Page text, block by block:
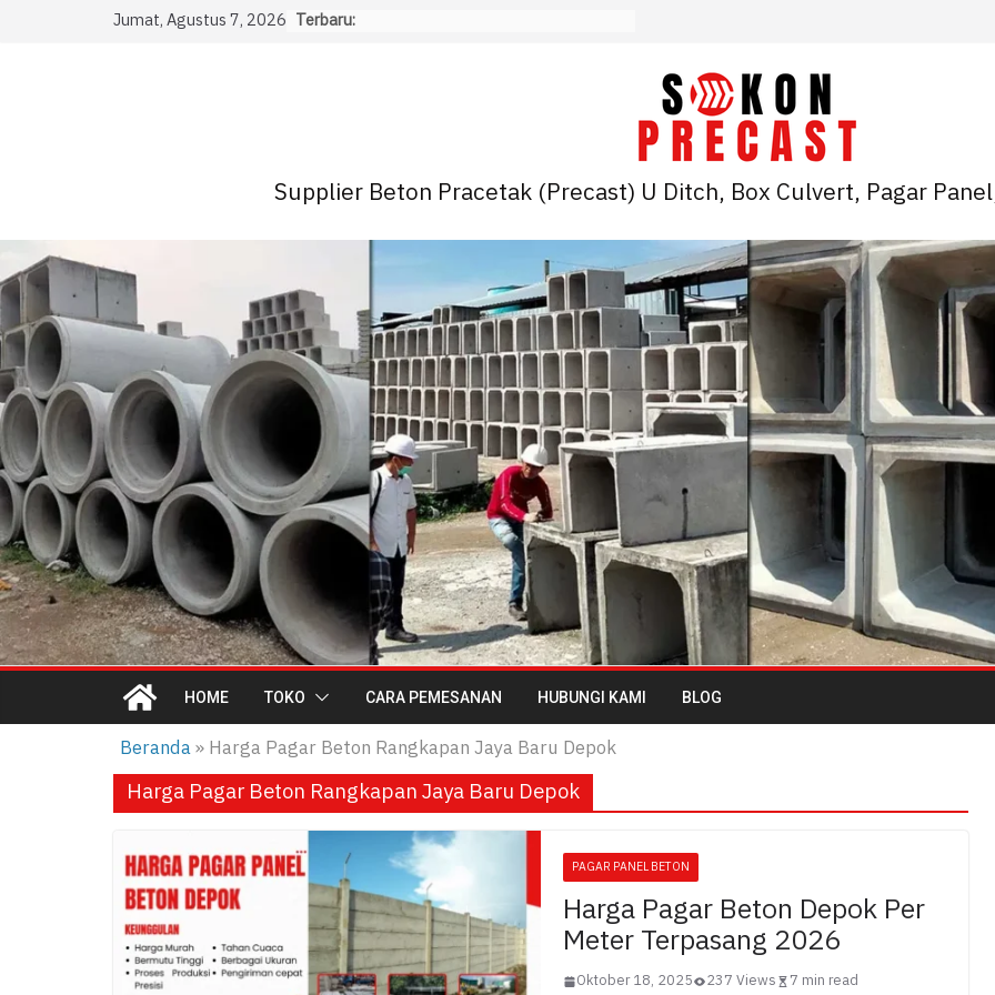
Jumat, Agustus 7, 2026 Terbaru:
Supplier Beton Pracetak (Precast) U Ditch, Box Culvert, Pagar
HOME TOKO CARA PEMESANAN HUBUNGI KAMI BLOG
Beranda» Harga Pagar Beton Rangkapan Jaya Baru Depok
Harga Pagar Beton Rangkapan Jaya Baru Depok
PAGAR PANEL BETON
Harga Pagar Beton Depok Per
Meter Terpasang 2026
Oktober 18, 2025 237 Views 7 min read